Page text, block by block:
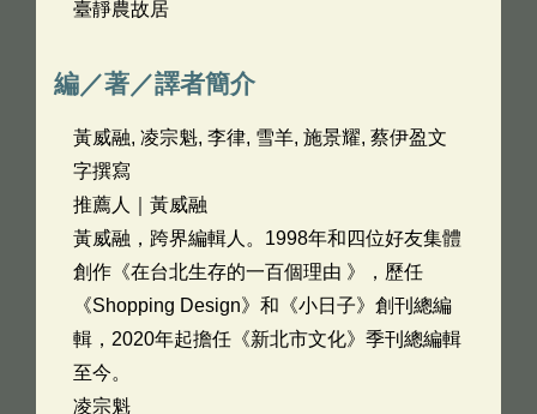
臺靜農故居
編／著／譯者簡介
黃威融, 凌宗魁, 李律, 雪羊, 施景耀, 蔡伊盈文
字撰寫
推薦人｜黃威融
黃威融，跨界編輯人。1998年和四位好友集體
創作《在台北生存的一百個理由 》，歷任
《Shopping Design》和《小日子》創刊總編
輯，2020年起擔任《新北市文化》季刊總編輯
至今。
凌宗魁